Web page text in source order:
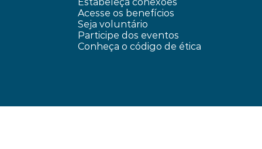
Acesse os benefícios
Seja voluntário
Participe dos eventos
Conheça o código de ética